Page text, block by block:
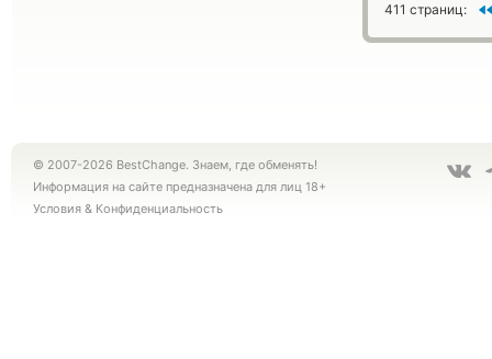
411 страниц:
© 2007-2026 BestChange. Знаем, где обменять!
Информация на сайте предназначена для лиц 18+
Условия & Конфиденциальность